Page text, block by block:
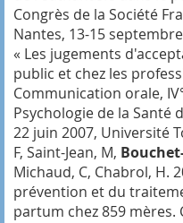
Congrès de la Société
Nantes, 13-15
« Les jugements
public et chez les
Communication orale,
Psychologie de la Santé
22 juin 2007, Université
F, Saint-Jean, M,
Michaud, C, Chabrol, H.
prévention et du
partum chez 859 mères.